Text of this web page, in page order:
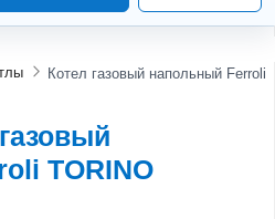
Котел газовый напольный Ferroli
TORINO